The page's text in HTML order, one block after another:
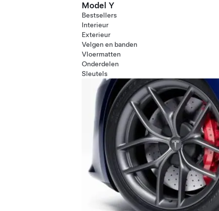
Model Y
Bestsellers
Interieur
Exterieur
Velgen en banden
Vloermatten
Onderdelen
Sleutels